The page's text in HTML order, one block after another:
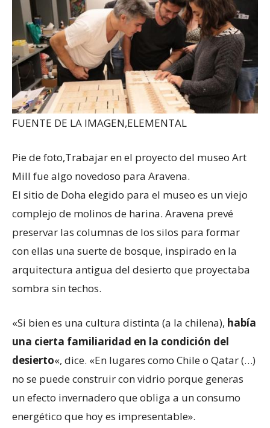
FUENTE DE LA IMAGEN,ELEMENTAL
Pie de foto,Trabajar en el proyecto del museo Art
Mill fue algo novedoso para Aravena.
El sitio de Doha elegido para el museo es un viejo
complejo de molinos de harina. Aravena prevé
preservar las columnas de los silos para formar
con ellas una suerte de bosque, inspirado en la
arquitectura antigua del desierto que proyectaba
sombra sin techos.
«Si bien es una cultura distinta (a la chilena), había
una cierta familiaridad en la condición del
desierto«, dice. «En lugares como Chile o Qatar (…)
no se puede construir con vidrio porque generas
un efecto invernadero que obliga a un consumo
energético que hoy es impresentable».